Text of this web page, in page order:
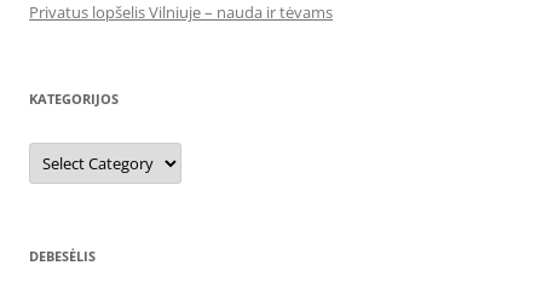
Privatus lopšelis Vilniuje – nauda ir tėvams
KATEGORIJOS
Kategorijos
DEBESĖLIS